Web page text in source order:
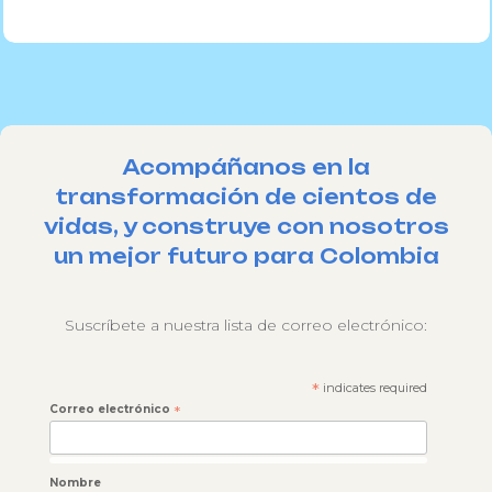
Acompáñanos en la
transformación de cientos de
vidas, y construye con nosotros
un mejor futuro para Colombia
Suscríbete a nuestra lista de correo electrónico:
*indicates required
Correo electrónico *
Nombre